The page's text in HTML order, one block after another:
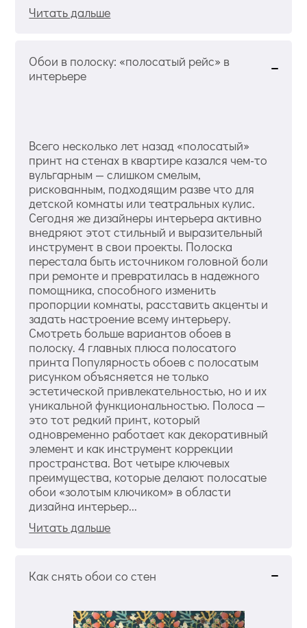
Читать дальше
Обои в полоску: «полосатый рейс» в
интерьере
Всего несколько лет назад «полосатый»
принт на стенах в квартире казался чем-то
вульгарным — слишком смелым,
рискованным, подходящим разве что для
детской комнаты или театральных кулис.
Сегодня же дизайнеры интерьера активно
внедряют этот стильный и выразительный
инструмент в свои проекты. Полоска
перестала быть источником головной боли
при ремонте и превратилась в надежного
помощника, способного изменить
пропорции комнаты, расставить акценты и
задать настроение всему интерьеру.
Смотреть больше вариантов обоев в
полоску. 4 главных плюса полосатого
принта Популярность обоев с полосатым
рисунком объясняется не только
эстетической привлекательностью, но и их
уникальной функциональностью. Полоса —
это тот редкий принт, который
одновременно работает как декоративный
элемент и как инструмент коррекции
пространства. Вот четыре ключевых
преимущества, которые делают полосатые
обои «золотым ключиком» в области
дизайна интерьер...
Читать дальше
Как снять обои со стен